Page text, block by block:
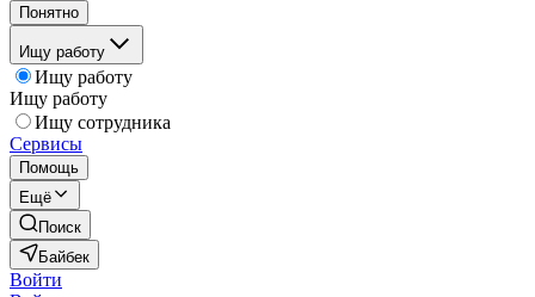
Понятно
Ищу работу
Ищу работу
Ищу работу
Ищу сотрудника
Сервисы
Помощь
Ещё
Поиск
Байбек
Войти